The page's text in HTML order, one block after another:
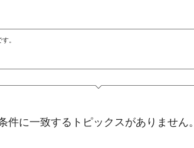
。
件に一致するトピックスがありません。